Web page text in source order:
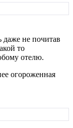
даже не почитав
то
отелю.
огороженная